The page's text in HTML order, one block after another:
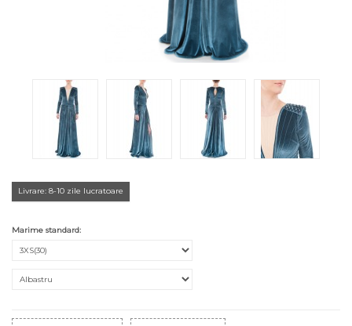
Livrare: 8-10 zile lucratoare
Marime standard: